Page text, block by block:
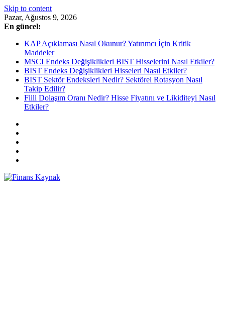
Skip to content
Pazar, Ağustos 9, 2026
En güncel:
KAP Açıklaması Nasıl Okunur? Yatırımcı İçin Kritik
Maddeler
MSCI Endeks Değişiklikleri BIST Hisselerini Nasıl Etkiler?
BIST Endeks Değişiklikleri Hisseleri Nasıl Etkiler?
BIST Sektör Endeksleri Nedir? Sektörel Rotasyon Nasıl
Takip Edilir?
Fiili Dolaşım Oranı Nedir? Hisse Fiyatını ve Likiditeyi Nasıl
Etkiler?